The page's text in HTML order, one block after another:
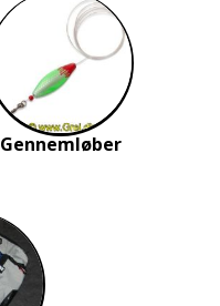
Gennemløber